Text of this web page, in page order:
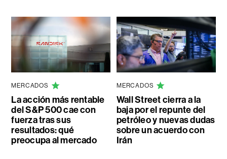
MERCADOS
La acción más rentable
del S&P 500 cae con
fuerza tras sus
resultados: qué
preocupa al mercado
MERCADOS
Wall Street cierra a la
baja por el repunte del
petróleo y nuevas dudas
sobre un acuerdo con
Irán